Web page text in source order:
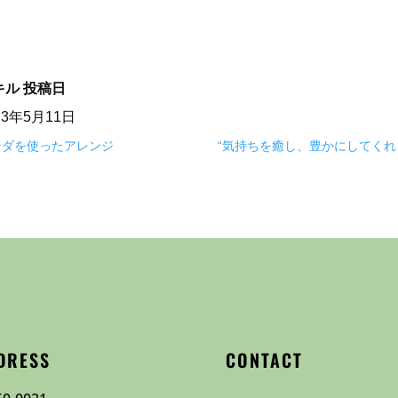
ル 投稿日
年5月11日
を使ったアレンジ “気持ちを癒し、豊かにしてく
CONTACT